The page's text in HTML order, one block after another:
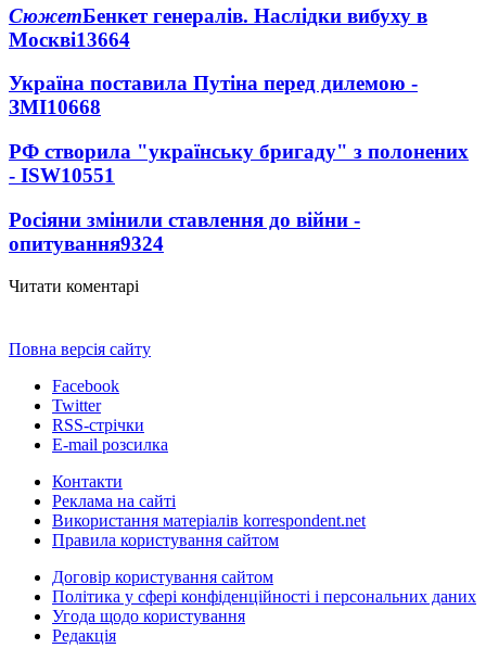
СюжетБенкет генералів. Наслідки вибуху в
Москві13664
Україна поставила Путіна перед дилемою -
ЗМІ10668
РФ створила "українську бригаду" з полонених
- ISW10551
Росіяни змінили ставлення до війни -
опитування9324
Читати коментарі
Повна версія сайту
Facebook
Twitter
RSS-стрічки
E-mail розсилка
Контакти
Реклама на сайті
Використання матеріалів korrespondent.net
Правила користування сайтом
Договір користування сайтом
Політика у сфері конфіденційності і персональних даних
Угода щодо користування
Редакція